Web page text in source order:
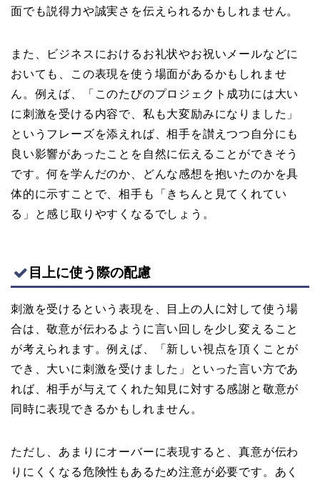
面でも説得力や誠実さを伝えられるかもしれません。
また、ビジネスにおけるお礼状やお祝いメールなどに
おいても、この表現を使う場面があるかもしれませ
ん。例えば、「このたびのプロジェクト成功には大い
に刺激を受ける内容で、私も大変励みになりました」
というフレーズを添えれば、相手を讃えつつ自分にも
良い影響があったことを自然に伝えることができそう
です。何を学んだのか、どんな感想を抱いたのかを具
体的に示すことで、相手も「きちんと見てくれてい
る」と感じ取りやすくなるでしょう。
目上に使う際の配慮
刺激を受けるという表現を、目上の人に対して使う場
合は、敬意が伝わるように言い回しを少し変えること
が考えられます。例えば、「新しい視点を頂くことが
でき、大いに刺激を受けました」といった言い方であ
れば、相手が与えてくれた知見に対する感謝と敬意が
同時に表現できるかもしれません。
ただし、あまりにオーバーに表現すると、真意が伝わ
りにくくなる危険性もあるため注意が必要です。あく